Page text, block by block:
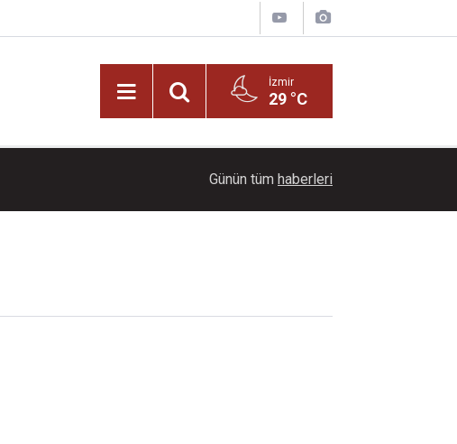
İzmir
29 °C
Bornova Belediyesi’nden gençlere 'Altın Bilezik'
Günün tüm haberleri